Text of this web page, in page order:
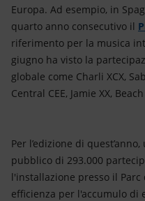
Europa. Ad esempio, in
quarto anno consecutivo il
riferimento per la musica
giugno ha visto la
globale come Charli XCX,
Central CEE, Jamie XX,
Per l’edizione di
pubblico di 293.000
l'installazione presso il
efficienza per l'accumulo di